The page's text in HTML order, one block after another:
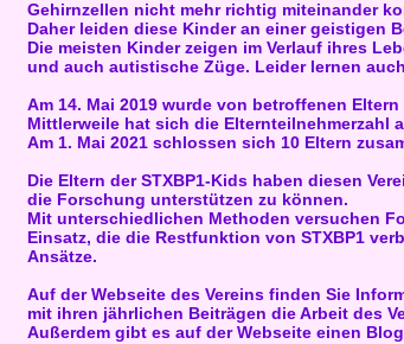
Gehirnzellen nicht mehr richtig miteinander
Daher leiden diese Kinder an einer geistigen
Die meisten Kinder zeigen im Verlauf ihres
und auch autistische Züge. Leider lernen
Am 14. Mai 2019 wurde von betroffenen Eltern
Mittlerweile hat sich die Elternteilnehmerzahl
Am 1. Mai 2021 schlossen sich 10 Eltern
Die Eltern der STXBP1-Kids haben diesen
die Forschung unterstützen zu können.
Mit unterschiedlichen Methoden versuchen
Einsatz, die die Restfunktion von STXBP1
Ansätze.
Auf der Webseite des Vereins finden Sie
mit ihren jährlichen Beiträgen die Arbeit des
Außerdem gibt es auf der Webseite einen